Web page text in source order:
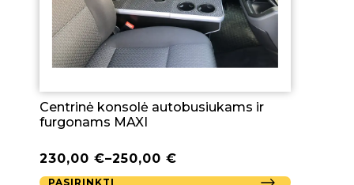
Centrinė konsolė autobusiukams ir
furgonams MAXI
230,00 €–250,00 €
PASIRINKTI